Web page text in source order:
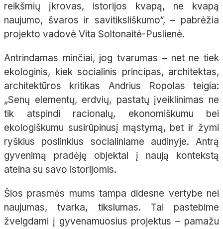
reikšmių įkrovas, istorijos kvapą, ne kvapą
naujumo, švaros ir savitiksliškumo“, – pabrėžia
projekto vadovė Vita Soltonaitė-Puslienė.
Antrindamas minčiai, jog tvarumas – net ne tiek
ekologinis, kiek socialinis principas, architektas,
architektūros kritikas Andrius Ropolas teigia:
„Senų elementų, erdvių, pastatų įveiklinimas ne
tik atspindi racionalų, ekonomiškumu bei
ekologiškumu susirūpinusį mąstymą, bet ir žymi
ryškius poslinkius socialiniame audinyje. Antrą
gyvenimą pradėję objektai į naują kontekstą
ateina su savo istorijomis.
Šios prasmės mums tampa didesne vertybe nei
naujumas, tvarka, tikslumas. Tai pastebime
žvelgdami į gyvenamuosius projektus – pamažu